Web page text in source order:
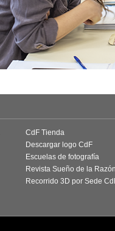
CdF Tienda
Descargar logo CdF
Escuelas de fotografía
Revista Sueño de la Razón
Recorrido 3D por Sede